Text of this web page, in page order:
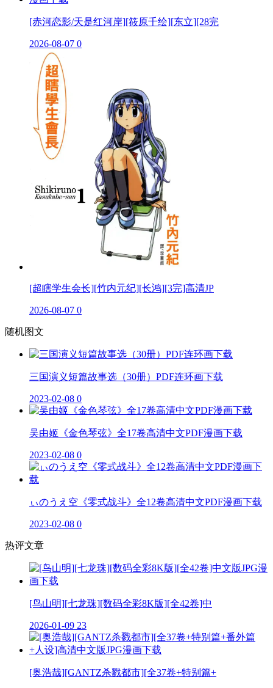
[赤河恋影/天是红河岸][筱原千绘][东立][28完
2026-08-07 0
[超瞎学生会长][竹内元纪][长鸿][3完]高清JP
2026-08-07 0
随机图文
三国演义短篇故事选（30册）PDF连环画下载
2023-02-08 0
吴由姬《金色琴弦》全17卷高清中文PDF漫画下载
2023-02-08 0
ぃのうえ空《零式战斗》全12卷高清中文PDF漫画下载
2023-02-08 0
热评文章
[鸟山明][七龙珠][数码全彩8K版][全42卷]中
2026-01-09 23
[奥浩哉][GANTZ杀戮都市][全37卷+特别篇+